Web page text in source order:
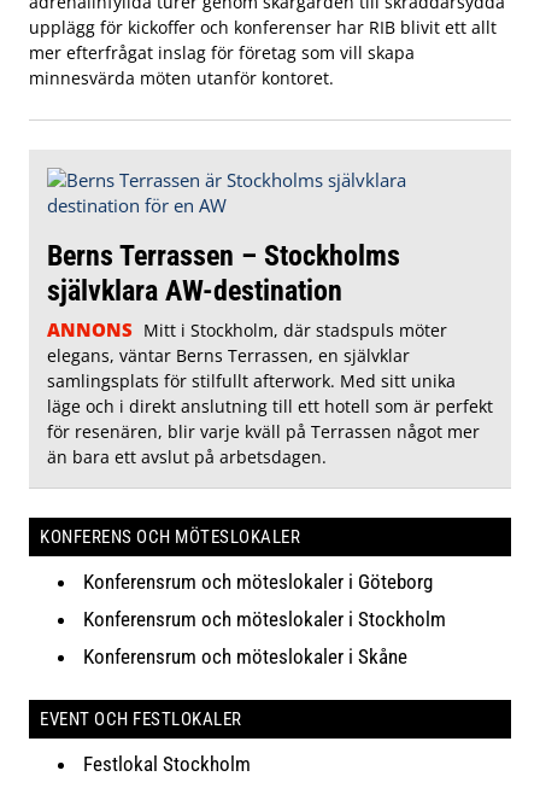
upplägg för kickoffer och konferenser har RIB blivit ett allt
mer efterfrågat inslag för företag som vill skapa
minnesvärda möten utanför kontoret.
Berns Terrassen – Stockholms
självklara AW-destination
ANNONS Mitt i Stockholm, där stadspuls möter
elegans, väntar Berns Terrassen, en självklar
samlingsplats för stilfullt afterwork. Med sitt unika
läge och i direkt anslutning till ett hotell som är perfekt
för resenären, blir varje kväll på Terrassen något mer
än bara ett avslut på arbetsdagen.
KONFERENS OCH MÖTESLOKALER
Konferensrum och möteslokaler i Göteborg
Konferensrum och möteslokaler i Stockholm
Konferensrum och möteslokaler i Skåne
EVENT OCH FESTLOKALER
Festlokal Stockholm